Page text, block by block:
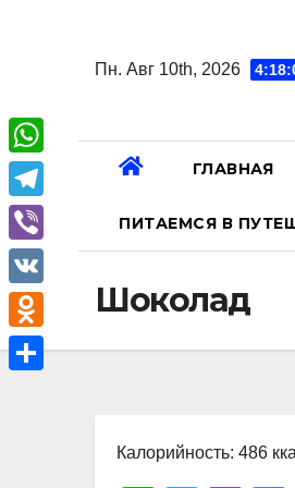
содержанию
Пн. Авг 10th, 2026
ГЛАВНАЯ
ПИТАЕМСЯ В
Шоколад
Калорийность: 486
W
h
a
A
T
e
l
e
g
V
i
b
e
V
K
O